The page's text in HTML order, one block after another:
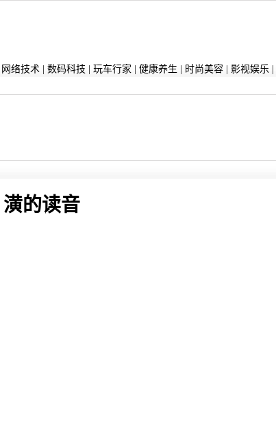
网络技术| 数码科技 玩车行家 健康养生 时尚美容| 影视娱乐
的读音